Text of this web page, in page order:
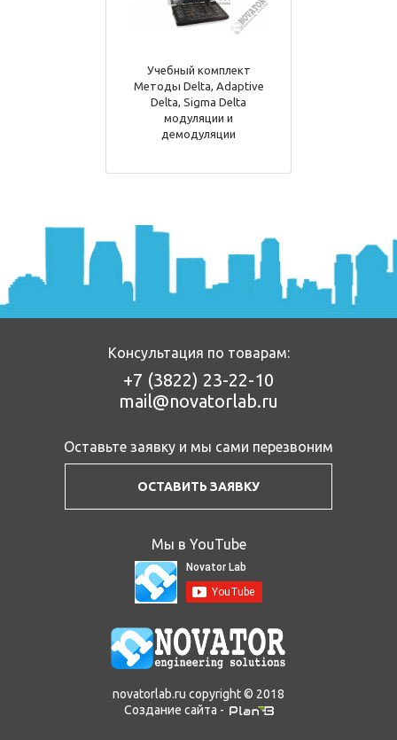
Учебный комплект
Методы Delta, Adaptive
Delta, Sigma Delta
модуляции и
демодуляции
Консультация по товарам:
+7 (3822) 23-22-10
mail@novatorlab.ru
Оставьте заявку и мы сами перезвоним
ОСТАВИТЬ ЗАЯВКУ
Мы в YouTube
novatorlab.ru copyright © 2018
Создание сайта -